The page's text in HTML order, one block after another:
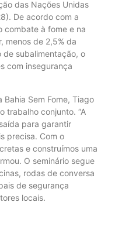
das Nações Unidas
De acordo com a
combate à fome e na
menos de 2,5% da
de subalimentação, o
com insegurança
Sem Fome, Tiago
trabalho conjunto. “A
para garantir
precisa. Com o
e construímos uma
O seminário segue
rodas de conversa
de segurança
locais.